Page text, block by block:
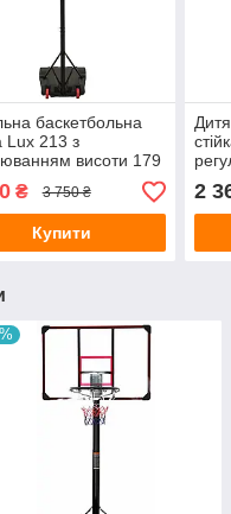
баскетбольна
Lux 213 з
висоти 179
см
₴ 3 750 ₴
Купити
2